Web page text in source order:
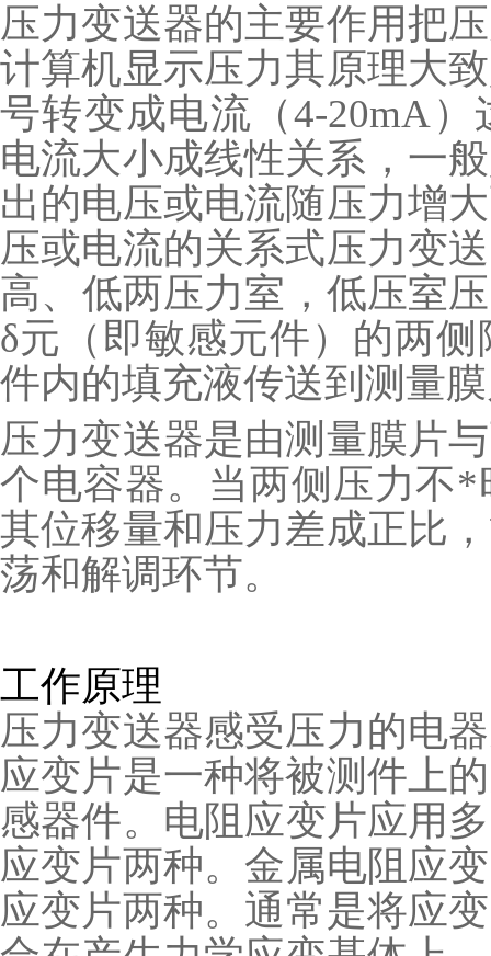
压力变送器的主要作用把压
计算机显示压力其原理大致
号转变成电流（4-20mA
电流大小成线性关系，一
出的电压或电流随压力增
压或电流的关系式压力变
高、低两压力室，低
δ元（即敏感元件）的两侧
件内的填充液传送到测量
压力变送器是由测量膜片
个电容器。当两侧压力不*
其位移量和压力差成正比
荡和解调环节。
工作原理
压力变送器感受压力的电器
应变片是一种将被测件上
感器件。电阻应变片应
应变片两种。金属电阻
应变片两种。通常是将